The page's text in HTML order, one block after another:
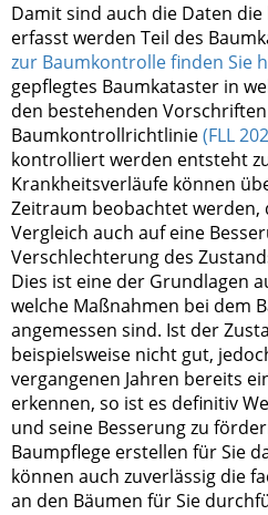
Damit sind auch die Daten
erfasst werden Teil des
zur Baumkontrolle finden Sie
gepflegtes Baumkataster in
den bestehenden
Baumkontrollrichtlinie(FLL
kontrolliert werden entsteht
Krankheitsverläufe können
Zeitraum beobachtet werden,
Vergleich auch auf eine
Verschlechterung des
Dies ist eine der Grundlagen
welche Maßnahmen bei dem
angemessen sind. Ist der
beispielsweise nicht gut,
vergangenen Jahren bereits
erkennen, so ist es definitiv
und seine Besserung zu
Baumpflege erstellen für Sie
können auch zuverlässig die
an den Bäumen für Sie